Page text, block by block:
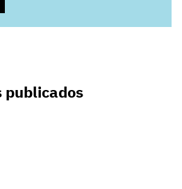
publicados